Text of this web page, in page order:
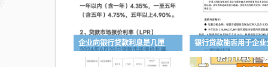
企业向银行贷款利息是几厘 银行贷款能否用于企